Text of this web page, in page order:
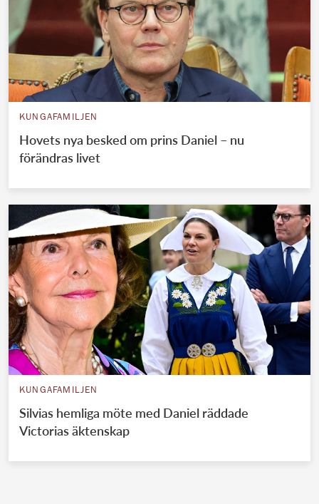
KUNGAFAMILJEN
Hovets nya besked om prins Daniel – nu
förändras livet
KUNGAFAMILJEN
Silvias hemliga möte med Daniel räddade
Victorias äktenskap